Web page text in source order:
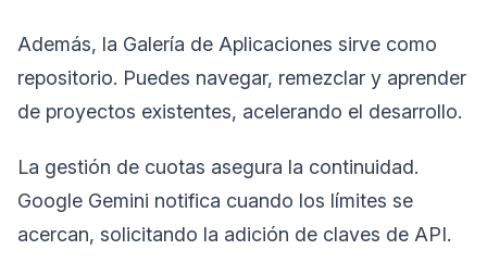
Además, la Galería de Aplicaciones sirve como
repositorio. Puedes navegar, remezclar y aprender
de proyectos existentes, acelerando el desarrollo.
La gestión de cuotas asegura la continuidad.
Google Gemini notifica cuando los límites se
acercan, solicitando la adición de claves de API.